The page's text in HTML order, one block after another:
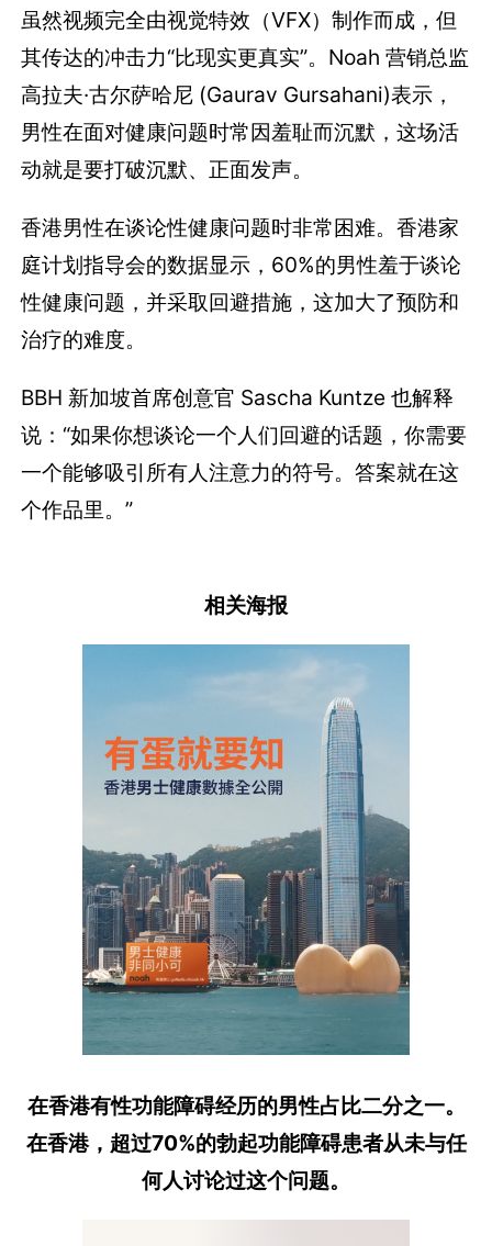
虽然视频完全由视觉特效（VFX）制作而成，但
其传达的冲击力“比现实更真实”。Noah 营销总监
高拉夫·古尔萨哈尼 (Gaurav Gursahani)表示，
男性在面对健康问题时常因羞耻而沉默，这场活
动就是要打破沉默、正面发声。
香港男性在谈论性健康问题时非常困难。香港家
庭计划指导会的数据显示，60%的男性羞于谈论
性健康问题，并采取回避措施，这加大了预防和
治疗的难度。
BBH 新加坡首席创意官 Sascha Kuntze 也解释
说：“如果你想谈论一个人们回避的话题，你需要
一个能够吸引所有人注意力的符号。答案就在这
个作品里。”
相关海报
在香港有性功能障碍经历的男性占比二分之一。
在香港，超过70%的勃起功能障碍患者从未与任
何人讨论过这个问题。